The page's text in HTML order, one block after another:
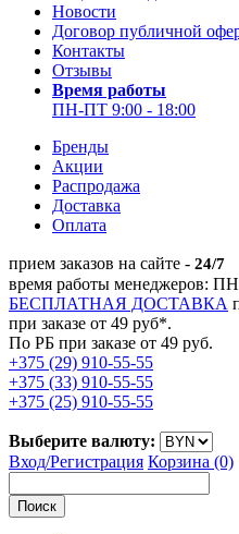
Новости
Договор публичной
Контакты
Отзывы
Время работы
ПН-ПТ 9:00 - 18:00
Бренды
Акции
Распродажа
Доставка
Оплата
прием заказов на сайте - 24/7
время работы менеджеров:
БЕСПЛАТНАЯ ДОСТАВКА
при заказе от 49 руб*.
По РБ при заказе от 49 руб.
+375 (29) 910-55-55
+375 (33) 910-55-55
+375 (25) 910-55-55
Выберите валюту:
Вход/Регистрация Корзина (0)
Поиск